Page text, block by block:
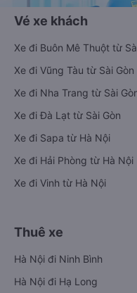
Vé xe khách
Xe đi Buôn Mê Thuột từ
Xe đi Vũng Tàu từ Sài Gòn
Xe đi Nha Trang từ Sài
Xe đi Đà Lạt từ Sài Gòn
Xe đi Sapa từ Hà Nội
Xe đi Hải Phòng từ Hà Nội
Xe đi Vinh từ Hà Nội
Thuê xe
Hà Nội đi Ninh Bình
Hà Nội đi Hạ Long